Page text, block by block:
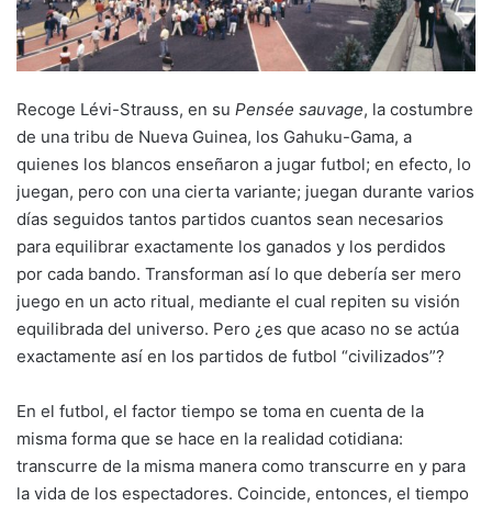
Recoge Lévi-Strauss, en su Pensée sauvage, la costumbre
de una tribu de Nueva Guinea, los Gahuku-Gama, a
quienes los blancos enseñaron a jugar futbol; en efecto, lo
juegan, pero con una cierta variante; juegan durante varios
días seguidos tantos partidos cuantos sean necesarios
para equilibrar exactamente los ganados y los perdidos
por cada bando. Transforman así lo que debería ser mero
juego en un acto ritual, mediante el cual repiten su visión
equilibrada del universo. Pero ¿es que acaso no se actúa
exactamente así en los partidos de futbol “civilizados”?
En el futbol, el factor tiempo se toma en cuenta de la
misma forma que se hace en la realidad cotidiana:
transcurre de la misma manera como transcurre en y para
la vida de los espectadores. Coincide, entonces, el tiempo